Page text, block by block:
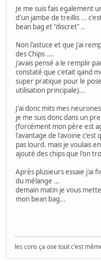
Je me suis fais egalement
d'un jambe de treillis ...
bean bag et "discret" ..
Non l'astuce et que j'ai
des Chips ....
j'avais pensé a le remplir
constaté que c'etait qand
super pratique pour le
utilisation principale)...
J'ai donc mits mes
je me suis donc dans un
(forcément mon père est
l'avantage de l'avoine c'est
pas lourd. mais je voulais
ajouté des chips que l'on
Après plusieurs essaie j'ai
du mélange ...
demain matin je vous
mon bean bag...
les cons ça ose tout c'est